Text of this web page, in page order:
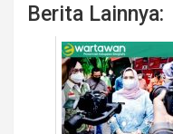
Berita Lainnya: